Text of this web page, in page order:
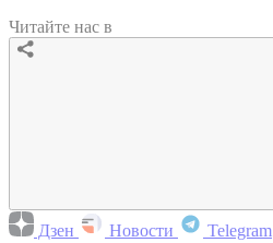
Читайте нас в
Дзен Новости Telegram